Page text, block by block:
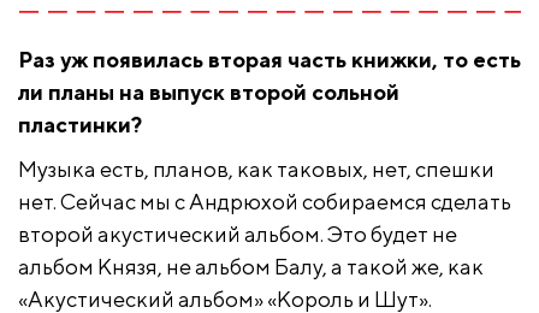
Раз уж появилась вторая часть книжки, то есть
ли планы на выпуск второй сольной
пластинки?
Музыка есть, планов, как таковых, нет, спешки
нет. Сейчас мы с Андрюхой собираемся сделать
второй акустический альбом. Это будет не
альбом Князя, не альбом Балу, а такой же, как
«Акустический альбом» «Король и Шут».